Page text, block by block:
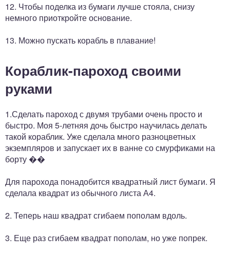
12. Чтобы поделка из бумаги лучше стояла, снизу
немного приоткройте основание.
13. Можно пускать корабль в плавание!
Кораблик-пароход своими
руками
1.Сделать пароход с двумя трубами очень просто и
быстро. Моя 5-летняя дочь быстро научилась делать
такой кораблик. Уже сделала много разноцветных
экземпляров и запускает их в ванне со смурфиками на
борту ��
Для парохода понадобится квадратный лист бумаги. Я
сделала квадрат из обычного листа А4.
2. Теперь наш квадрат сгибаем пополам вдоль.
3. Еще раз сгибаем квадрат пополам, но уже попрек.